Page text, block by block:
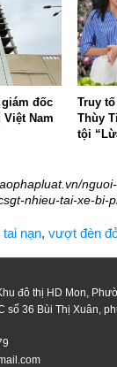
đốc
Nam
Truy
Thùy
tội
nhieu-tai-xe-bi-
tai nạn, vượt đèn
đô thị HD Mon,
số 36 Bùi Thị Xuân,